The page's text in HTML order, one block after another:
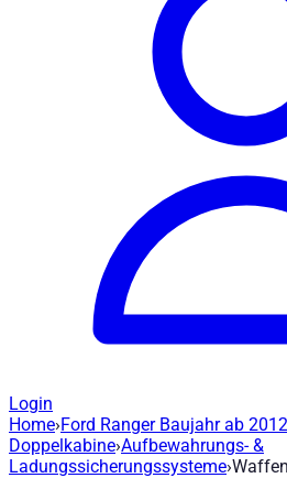
Login
Waffenschublade
Home›Ford Ranger Baujahr ab
Doppelkabine›Aufbewahrungs- &
Ladungssicherungssysteme›